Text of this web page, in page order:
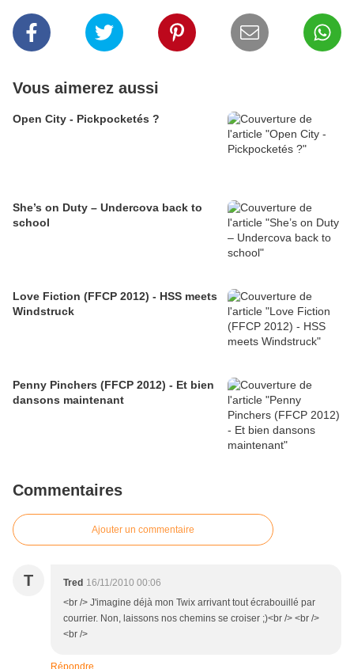
Vous aimerez aussi
Open City - Pickpocketés ?
She’s on Duty – Undercova back to
school
Love Fiction (FFCP 2012) - HSS meets
Windstruck
Penny Pinchers (FFCP 2012) - Et bien
dansons maintenant
Commentaires
Ajouter un commentaire
T Tred 16/11/2010 00:06
<br /> J'imagine déjà mon Twix arrivant tout écrabouillé par
courrier. Non, laissons nos chemins se croiser ;)<br /> <br />
<br />
Répondre